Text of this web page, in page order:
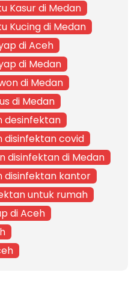
Kasur di Medan
Kucing di Medan
di Aceh
di Medan
di Medan
di Medan
desinfektan
covid
disinfektan di Medan
disinfektan kantor
untuk rumah
di Aceh